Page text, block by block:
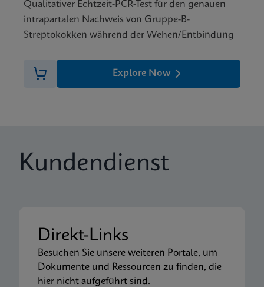
Qualitativer Echtzeit-PCR-Test für den genauen
intrapartalen Nachweis von Gruppe-B-
Streptokokken während der Wehen/Entbindung
Explore Now
Kundendienst
Direkt-Links
Besuchen Sie unsere weiteren Portale, um
Dokumente und Ressourcen zu finden, die
hier nicht aufgeführt sind.